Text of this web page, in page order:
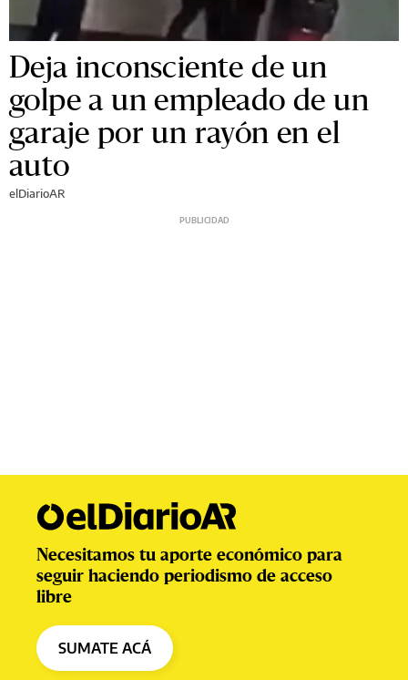
Deja inconsciente de un
golpe a un empleado de un
garaje por un rayón en el
auto
elDiarioAR
Necesitamos tu aporte económico para
seguir haciendo periodismo de acceso
libre
SUMATE ACÁ